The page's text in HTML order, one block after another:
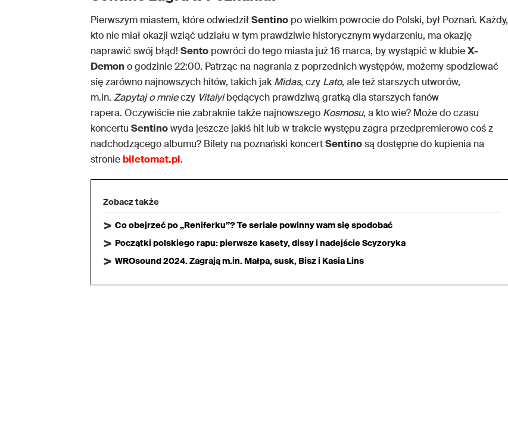
Pierwszym miastem, które odwiedziłSentino po wielkim powrocie do Polski, był Poznań. Każdy,
kto nie miał okazji wziąć udziału w tym prawdziwie historycznym wydarzeniu, ma okazję
naprawić swój błąd! Sento powróci do tego miasta już 16 marca, by wystąpić w klubieX-
Demono godzinie 22:00. Patrząc na nagrania z poprzednich występów, możemy spodziewać
się zarówno najnowszych hitów, takich jakMidas, czy Lato, ale też starszych utworów,
m.in. Zapytaj o mnieczy Vitalyibędących prawdziwą gratką dla starszych fanów
rapera. Oczywiście nie zabraknie także najnowszego Kosmosu, a kto wie? Może do czasu
koncertu Sentinowyda jeszcze jakiś hit lub w trakcie występu zagra przedpremierowo coś z
nadchodzącego albumu? Bilety na poznański koncertSentinosą dostępne do kupienia na
stronie biletomat.pl.
Zobacz także
Co obejrzeć po „Reniferku”? Te seriale powinny wam się spodobać
Początki polskiego rapu: pierwsze kasety, dissy i nadejście Scyzoryka
WROsound 2024. Zagrają m.in. Małpa, susk, Bisz i Kasia Lins